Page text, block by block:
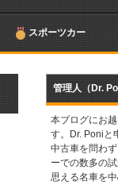
スポーツカー
管理人（Dr.
本ブログにお
す。Dr. Poniと
中古車を問わ
ーでの数多の
思える名車を